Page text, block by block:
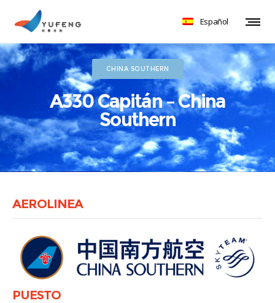
Español
CHINA SOUTHERN
A330 Capitán – China
Southern
AEROLINEA
PUESTO